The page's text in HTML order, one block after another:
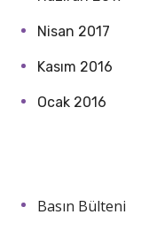
Nisan 2017
Kasım 2016
Ocak 2016
Basın Bülteni